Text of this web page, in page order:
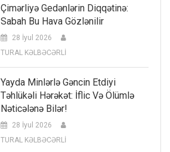
Çimərliyə Gedənlərin Diqqətinə:
Sabah Bu Hava Gözlənilir
28 İyul 2026
TURAL KƏLBƏCƏRLİ
Yayda Minlərlə Gəncin Etdiyi
Təhlükəli Hərəkət: İflic Və Ölümlə
Nəticələnə Bilər!
28 İyul 2026
TURAL KƏLBƏCƏRLİ